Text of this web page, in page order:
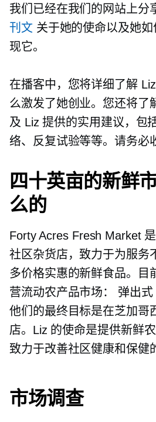
我们已经在我们的网站上分
刊文 关于她的使命以及她
现它。
在播客中，您将详细了解
么激发了她创业。您还将了
及 Liz 提供的实用建议，包
络、反复试验等等。请务必
四十英亩的新鲜
么的
Forty Acres Fresh Market
社区杂货店，致力于为服务
多价格实惠的新鲜食品。目
营流动农产品市场： 弹出式
他们的最终目标是在芝加哥
店。Liz 的使命是提供新鲜
致力于改善社区健康和保健
市场调查